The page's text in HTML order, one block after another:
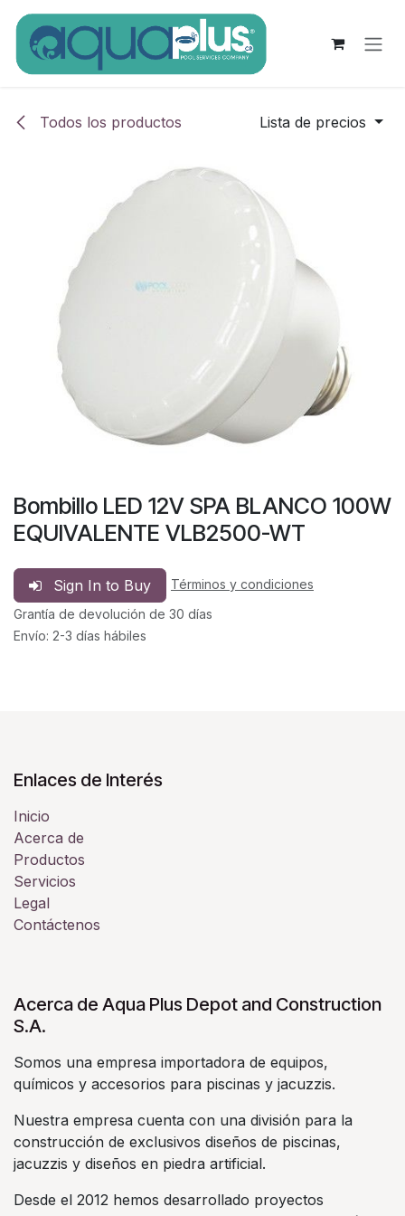
Ir al contenido
Todos los productos Lista de precios
Bombillo LED 12V SPA BLANCO 100W
EQUIVALENTE VLB2500-WT
Sign In to Buy
Términos y condiciones
Grantía de devolución de 30 días
Envío: 2-3 días hábiles
Enlaces de Interés
Inicio
Acerca de
Productos
Servicios
Legal
Contáctenos
Acerca de Aqua Plus Depot and Construction
S.A.
Somos una empresa importadora de equipos,
químicos y accesorios para piscinas y jacuzzis.
Nuestra empresa cuenta con una división para la
construcción de exclusivos diseños de piscinas,
jacuzzis y diseños en piedra artificial.
Desde el 2012 hemos desarrollado proyectos